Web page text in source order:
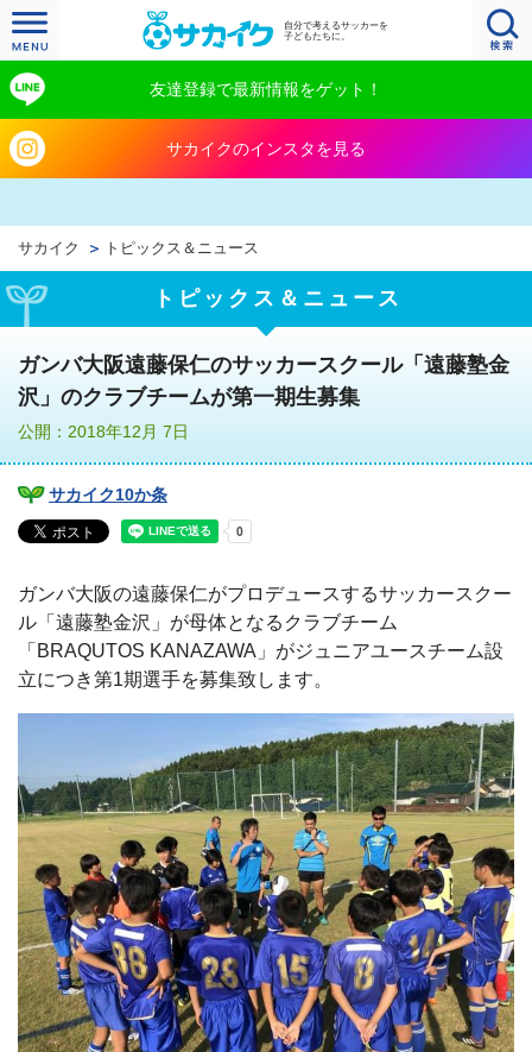
自分で考えるサッカーを
子どもたちに。
友達登録で最新情報をゲット！
サカイクのインスタを見る
サカイク トピックス＆ニュース
トピックス＆ニュース
ガンバ大阪遠藤保仁のサッカースクール「遠藤塾金
沢」のクラブチームが第一期生募集
公開：2018年12月 7日
サカイク10か条
ガンバ大阪の遠藤保仁がプロデュースするサッカースクー
ル「遠藤塾金沢」が母体となるクラブチーム
「BRAQUTOS KANAZAWA」がジュニアユースチーム設
立につき第1期選手を募集致します。